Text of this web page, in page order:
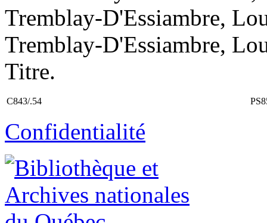
Tremblay-D'Essiambre,
Tremblay-D'Essiambre,
Titre.
C843/.54
Confidentialité